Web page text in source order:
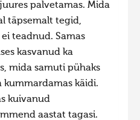
palvetamas. Mida
täpsemalt tegid,
ei teadnud. Samas
kasvanud ka
mida samuti pühaks
kummardamas käidi.
kuivanud
aastat tagasi.